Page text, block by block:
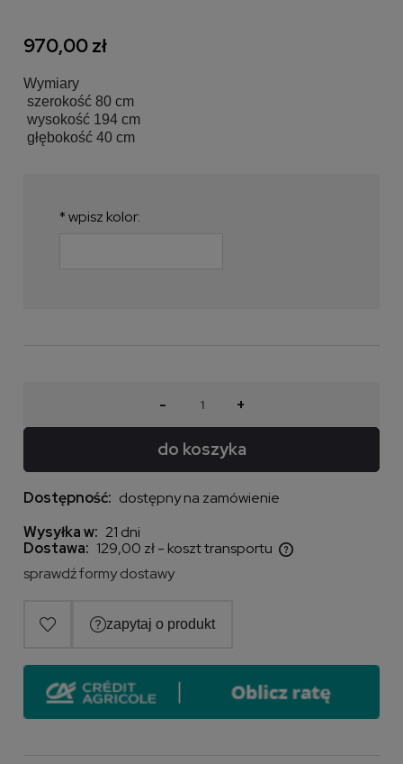
970,00 zł
Wymiary
szerokość 80 cm
wysokość 194 cm
głębokość 40 cm
*wpisz kolor:
- +
do koszyka
Dostępność: dostępny na zamówienie
Wysyłka w: 21 dni
Dostawa: 129,00 zł- koszt transportu
Cena nie zawiera ewentualnych kosztów płatności
sprawdź formy dostawy